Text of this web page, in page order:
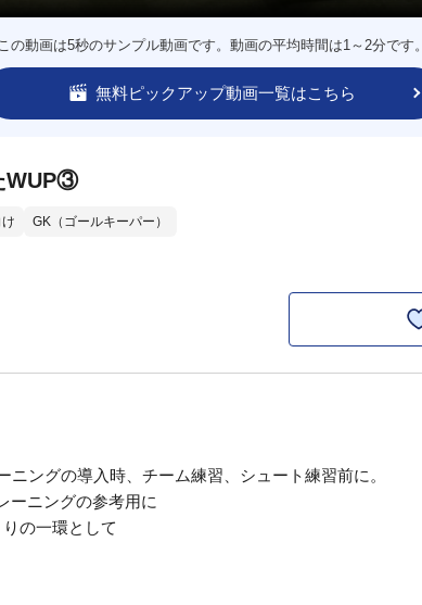
この動画は5秒のサンプル動画です。動画の平均時間は1～2分です。
無料ピックアップ動画一覧はこちら
WUP③
GK（ゴールキーパー）
ニングの導入時、チーム練習、シュート練習前に。
ーニングの参考用に
の一環として